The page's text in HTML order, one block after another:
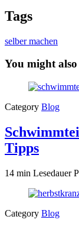
Tags
selber machen
You might
Category Blog
Tipps
14 min Lesedauer
Category Blog